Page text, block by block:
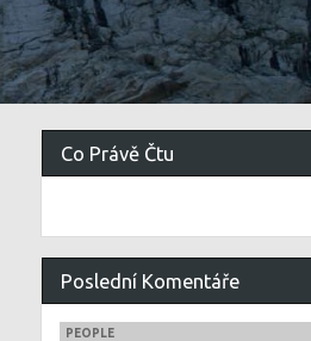
Co Právě Čtu
Poslední Komentáře
PEOPLE